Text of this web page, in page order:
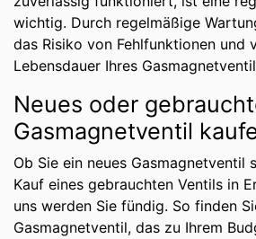
wichtig. Durch regelmäßige
das Risiko von Fehlfunktionen und
Lebensdauer Ihres
Neues oder
Gasmagnetventil
Ob Sie ein neues Gasmagnetventil
Kauf eines gebrauchten Ventils in
uns werden Sie fündig. So finden
Gasmagnetventil, das zu Ihrem